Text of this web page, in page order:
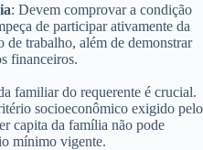
: Devem comprovar a condição
de participar ativamente da
de trabalho, além de demonstrar
financeiros.
familiar do requerente é crucial.
socioeconômico exigido pelo
capita da família não pode
mínimo vigente.